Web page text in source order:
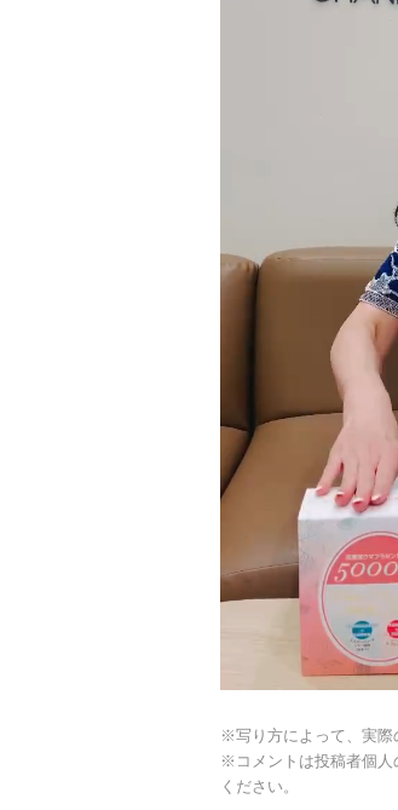
※写り方によって、実際
※コメントは投稿者個人
ください。